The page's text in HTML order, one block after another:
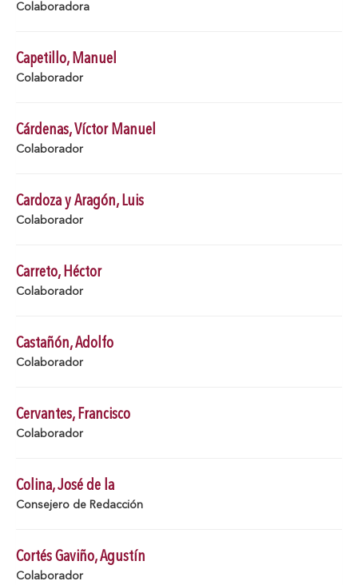
Colaboradora
Capetillo, Manuel
Colaborador
Cárdenas, Víctor Manuel
Colaborador
Cardoza y Aragón, Luis
Colaborador
Carreto, Héctor
Colaborador
Castañón, Adolfo
Colaborador
Cervantes, Francisco
Colaborador
Colina, José de la
Consejero de Redacción
Cortés Gaviño, Agustín
Colaborador